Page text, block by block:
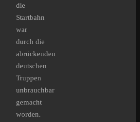
die
Startbahn
war
durch die
abrückenden
deutschen
Truppen
unbrauchbar
gemacht
worden.